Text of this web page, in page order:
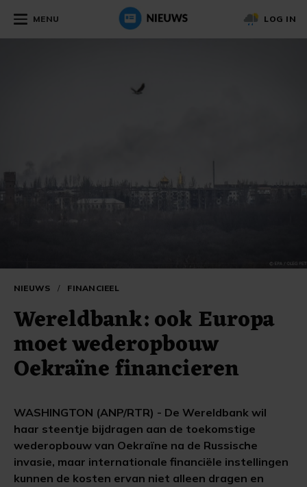
MENU LOG IN
NIEUWS / FINANCIEEL
Wereldbank: ook Europa
moet wederopbouw
Oekraïne financieren
WASHINGTON (ANP/RTR) - De Wereldbank wil
haar steentje bijdragen aan de toekomstige
wederopbouw van Oekraïne na de Russische
invasie, maar internationale financiële instellingen
kunnen de kosten ervan niet alleen dragen en